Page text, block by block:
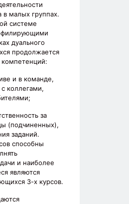
в малых группах.
системе
дуального
продолжается
и в команде,
коллегами,
за
(подчиненных),
заданий.
способны
и наиболее
являются
3-х курсов.